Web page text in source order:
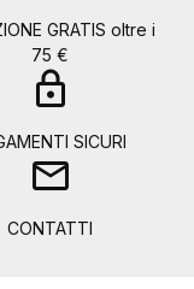
GRATIS oltre i
75 €
lock
SICURI
mail
CONTATTI